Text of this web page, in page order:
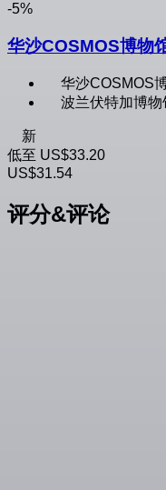
-5%
华沙COSMOS博物
华沙COSMOS
波兰伏特加博
新
低至 US$33.20
US$31.54
评分&评论